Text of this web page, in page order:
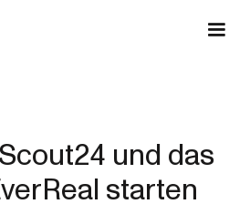
und das
starten